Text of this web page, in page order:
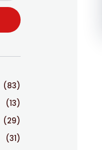
(83)
(13)
(29)
(31)